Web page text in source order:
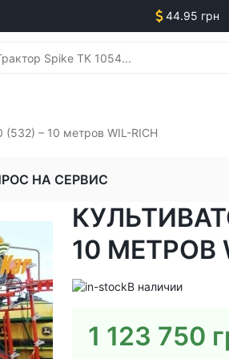
44.95 грн
(532) – 10 метров WIL-RICH
НА СЕРВИС
10 МЕТРОВ
В наличии
1 123 750